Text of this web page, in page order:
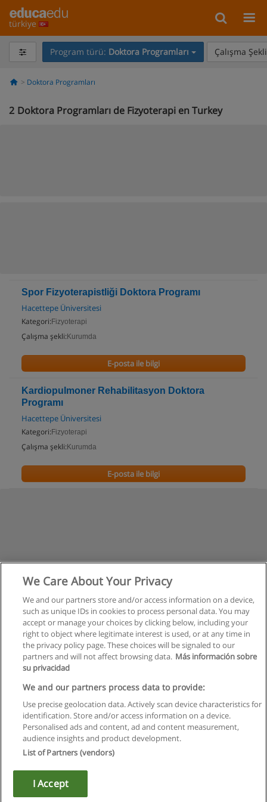
türkiye
Program türü: Doktora Programları Çalışma
Doktora Programları
2 Doktora Programları de Fizyoterapi en Turkey
Spor Fizyoterapistliği Doktora Programı
Hacettepe Üniversitesi
Kategori: Fizyoterapi
Çalışma şekli: Kurumda
E-posta ile bilgi
Kardiopulmoner Rehabilitasyon Doktora
Programı
Hacettepe Üniversitesi
Kategori: Fizyoterapi
Çalışma şekli: Kurumda
E-posta ile bilgi
Kullanım koşulları
Gizlilik politikası
İletişim Educaedu
Copyright © Educaedu Business S.L. - CIF : B-95610580: -
We Care About Your Privacy
We and our partners store and/or access information on a device,
such as unique IDs in cookies to process personal data. You may
accept or manage your choices by clicking below, including your
right to object where legitimate interest is used, or at any time in
the privacy policy page. These choices will be signaled to our
partners and will not affect browsing data. Más información sobre
su privacidad
We and our partners process data to provide:
Use precise geolocation data. Actively scan device characteristics for
identification. Store and/or access information on a device.
Personalised ads and content, ad and content measurement,
audience insights and product development.
List of Partners (vendors)
I Accept